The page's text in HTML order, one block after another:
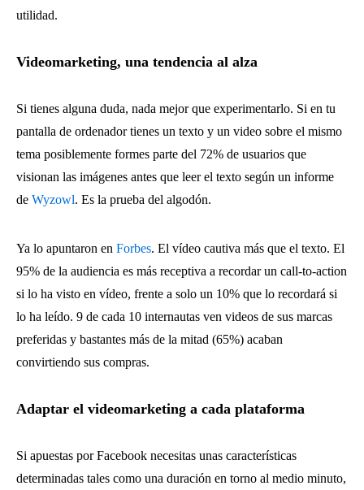
utilidad.
Videomarketing, una tendencia al alza
Si tienes alguna duda, nada mejor que experimentarlo. Si en tu
pantalla de ordenador tienes un texto y un video sobre el mismo
tema posiblemente formes parte del 72% de usuarios que
visionan las imágenes antes que leer el texto según un informe
de Wyzowl. Es la prueba del algodón.
Ya lo apuntaron en Forbes. El vídeo cautiva más que el texto. El
95% de la audiencia es más receptiva a recordar un call-to-action
si lo ha visto en vídeo, frente a solo un 10% que lo recordará si
lo ha leído. 9 de cada 10 internautas ven videos de sus marcas
preferidas y bastantes más de la mitad (65%) acaban
convirtiendo sus compras.
Adaptar el videomarketing a cada plataforma
Si apuestas por Facebook necesitas unas características
determinadas tales como una duración en torno al medio minuto,